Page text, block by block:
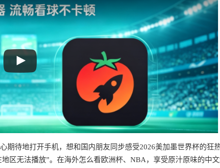
期待地打开手机，想和国内朋友同步感受2026美加墨世界杯的狂
区无法播放”。在海外怎么看欧洲杯、NBA，享受原汁原味的中